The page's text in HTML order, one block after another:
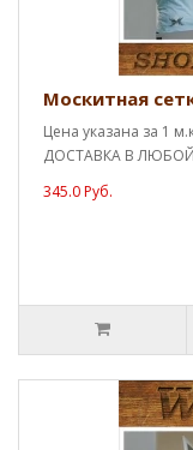
Москитная
Цена указана за 1
ДОСТАВКА В ЛЮБОЙ
345.0 Руб.